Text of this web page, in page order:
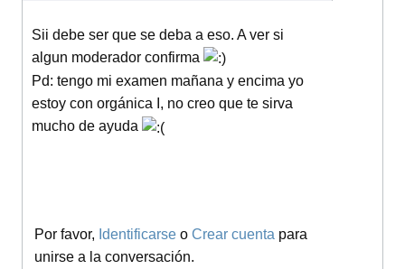
Sii debe ser que se deba a eso. A ver si
algun moderador confirma
Pd: tengo mi examen mañana y encima yo
estoy con orgánica I, no creo que te sirva
mucho de ayuda
Por favor, Identificarse o Crear cuenta para
unirse a la conversación.